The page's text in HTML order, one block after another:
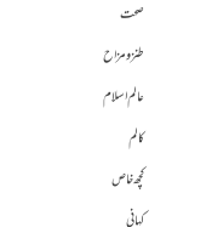
صحت
طنز و مزاح
عالم اسلام
کالم
کچھ خاص